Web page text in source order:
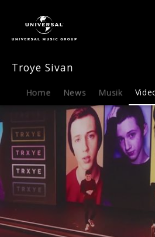
Video
#WILD
Troye
EPK
Troye Sivan
Home News Musik